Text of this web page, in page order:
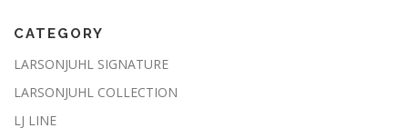
CATEGORY
LARSONJUHL SIGNATURE
LARSONJUHL COLLECTION
LJ LINE